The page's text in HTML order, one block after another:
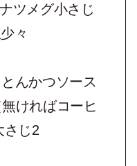
ツメグ小さじ
々
んかつソース
ければコーヒ
さじ2